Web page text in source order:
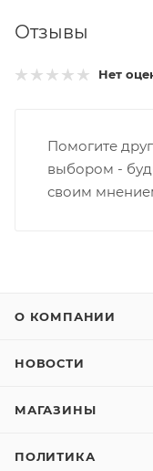
Отзывы
Нет
Помогите
выбором -
своим
О КОМПАНИИ
НОВОСТИ
МАГАЗИНЫ
ПОЛИТИКА